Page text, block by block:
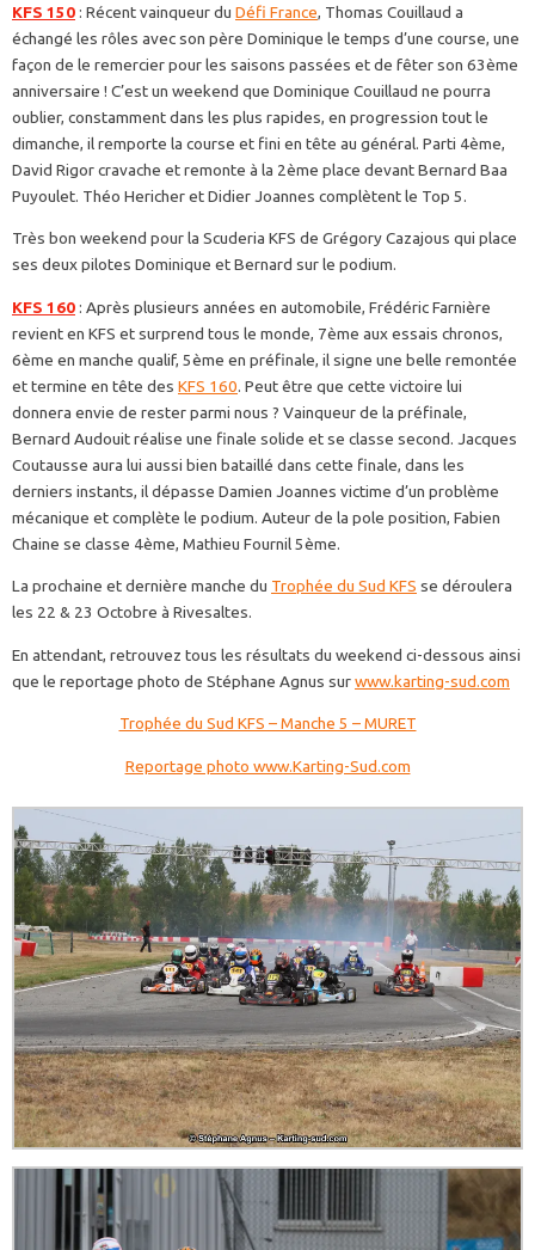
KFS 150: Récent vainqueur du Défi France, Thomas Couillaud a
échangé les rôles avec son père Dominique le temps d’une course, une
façon de le remercier pour les saisons passées et de fêter son 63ème
anniversaire ! C’est un weekend que Dominique Couillaud ne pourra
oublier, constamment dans les plus rapides, en progression tout le
dimanche, il remporte la course et fini en tête au général. Parti 4ème,
David Rigor cravache et remonte à la 2ème place devant Bernard Baa
Puyoulet. Théo Hericher et Didier Joannes complètent le Top 5.
Très bon weekend pour la Scuderia KFS de Grégory Cazajous qui place
ses deux pilotes Dominique et Bernard sur le podium.
KFS 160: Après plusieurs années en automobile, Frédéric Farnière
revient en KFS et surprend tous le monde, 7ème aux essais chronos,
6ème en manche qualif, 5ème en préfinale, il signe une belle remontée
et termine en tête des KFS 160. Peut être que cette victoire lui
donnera envie de rester parmi nous ? Vainqueur de la préfinale,
Bernard Audouit réalise une finale solide et se classe second. Jacques
Coutausse aura lui aussi bien bataillé dans cette finale, dans les
derniers instants, il dépasse Damien Joannes victime d’un problème
mécanique et complète le podium. Auteur de la pole position, Fabien
Chaine se classe 4ème, Mathieu Fournil 5ème.
La prochaine et dernière manche du Trophée du Sud KFS se déroulera
les 22 & 23 Octobre à Rivesaltes.
En attendant, retrouvez tous les résultats du weekend ci-dessous ainsi
que le reportage photo de Stéphane Agnus surwww.karting-sud.com
Trophée du Sud KFS – Manche 5 – MURET
Reportage photo www.Karting-Sud.com